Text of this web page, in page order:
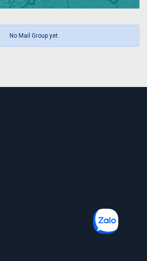
No Mail Group yet.